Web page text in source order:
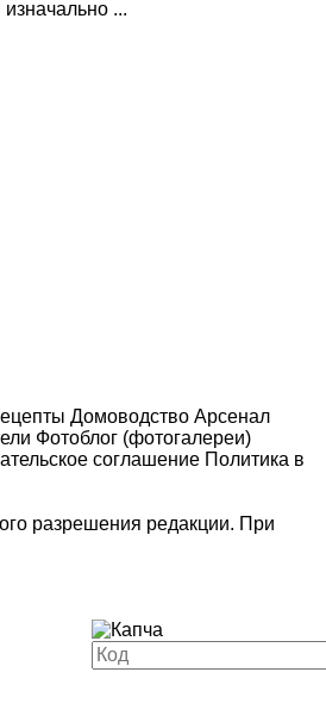
изначально ...
Домоводство Арсенал
Фотоблог (фотогалереи)
соглашение Политика в
разрешения редакции. При